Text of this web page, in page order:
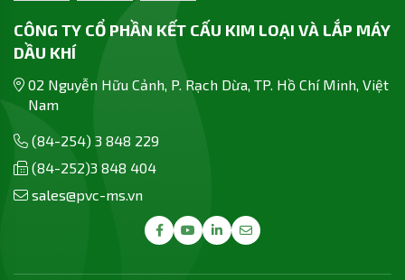
CÔNG TY CỔ PHẦN KẾT CẤU KIM LOẠI VÀ LẮP MÁY
DẦU KHÍ
02 Nguyễn Hữu Cảnh, P. Rạch Dừa, TP. Hồ Chí Minh, Việt
Nam
(84-254) 3 848 229
(84-252)3 848 404
sales@pvc-ms.vn